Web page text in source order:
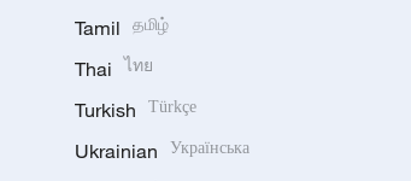
Tamil தமிழ்
Thai ไทย
Turkish Türkçe
Ukrainian Українська